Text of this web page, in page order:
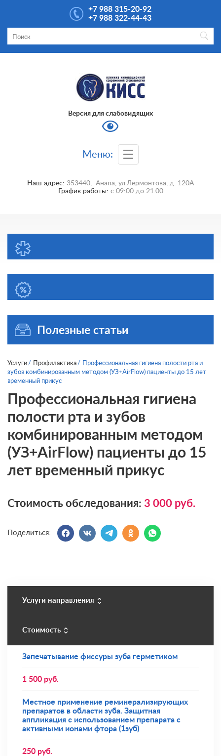
+7 988 315-20-92
+7 988 322-44-43
Версия для слабовидящих
Меню:
Наш адрес: 353440, Анапа, ул.Лермонтова, д. 120А
График работы: с 09:00до 21.00
Полезные статьи
Услуги Профилактика
Профессиональная гигиена полости рта и
зубов комбинированным методом (УЗ+AirFlow) пациенты до 15 лет
временный прикус
Профессиональная гигиена
полости рта и зубов
комбинированным методом
(УЗ+AirFlow) пациенты до 15
лет временный прикус
Стоимость обследования: 3 000 руб.
Поделиться:
Услуги направления
Стоимость
Запечатывание фиссуры зуба герметиком
1 500 руб.
Местное применение реминерализирующих
препаратов в области зуба. Защитная
аппликация с использованием препарата с
активными ионами фтора (1зуб)
250 руб.